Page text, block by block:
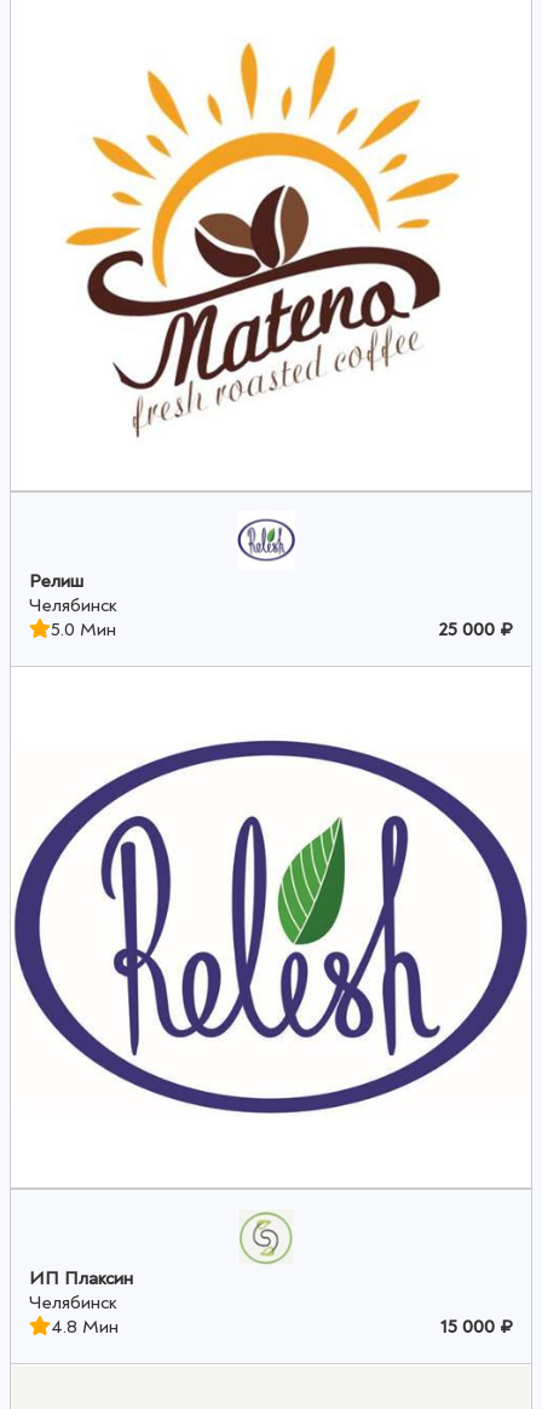
Релиш
Челябинск
5.0 Мин
25 000 ₽
ИП Плаксин
Челябинск
4.8 Мин
15 000 ₽